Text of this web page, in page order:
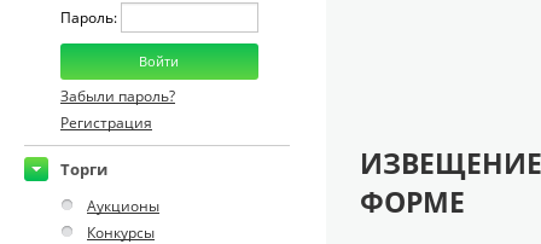
Пароль:
Забыли пароль?
Регистрация
Торги
Аукционы
Конкурсы
ФОРМЕ